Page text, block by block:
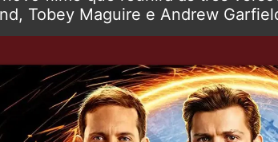
Tobey Maguire e Andrew